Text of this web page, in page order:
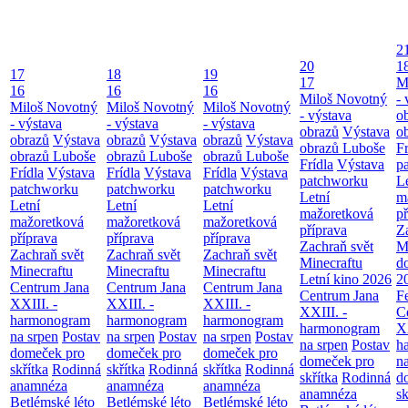
17
16
Miloš Novotný
- výstava
obrazů Výstava
obrazů Luboše
Frídla Výstava
patchworku
Letní
mažoretková
příprava
Zachraň svět
Minecraftu
Centrum Jana
XXIII. -
harmonogram
na srpen Postav
domeček pro
skřítka Rodinná
anamnéza
Betlémské léto
18
16
Miloš Novotný
- výstava
obrazů Výstava
obrazů Luboše
Frídla Výstava
patchworku
Letní
mažoretková
příprava
Zachraň svět
Minecraftu
Centrum Jana
XXIII. -
harmonogram
na srpen Postav
domeček pro
skřítka Rodinná
anamnéza
Betlémské léto
19
16
Miloš Novotný
- výstava
obrazů Výstava
obrazů Luboše
Frídla Výstava
patchworku
Letní
mažoretková
příprava
Zachraň svět
Minecraftu
Centrum Jana
XXIII. -
harmonogram
na srpen Postav
domeček pro
skřítka Rodinná
anamnéza
Betlémské léto
20
17
Miloš Novotný
- výstava
obrazů Výstava
obrazů Luboše
Frídla Výstava
patchworku
Letní
mažoretková
příprava
Zachraň svět
Minecraftu
Letní kino 2026
Centrum Jana
XXIII. -
harmonogram
na srpen Postav
domeček pro
skřítka Rodinná
anamnéza
-